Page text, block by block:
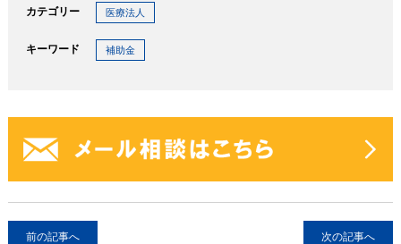
カテゴリー 医療法人
キーワード 補助金
前の記事へ 次の記事へ